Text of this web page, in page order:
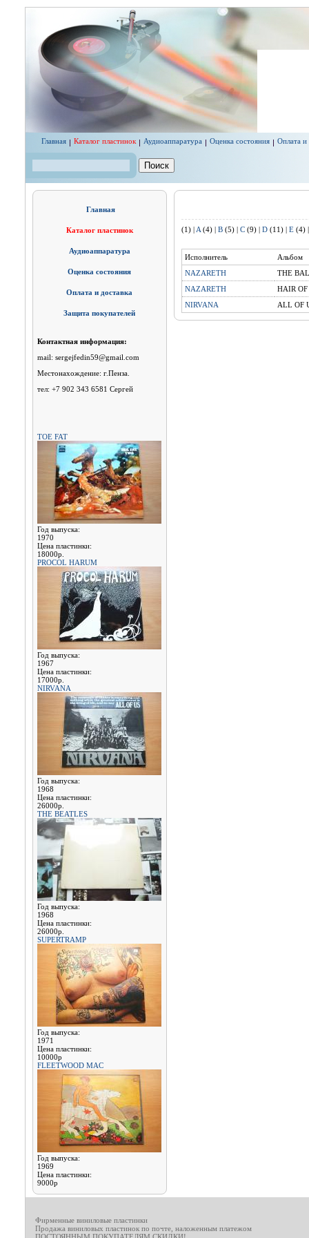
Главная Каталог пластинок Аудиоаппаратура Оценка состояния Оплата и
Главная
Каталог пластинок
Аудиоаппаратура
Оценка состояния
Оплата и доставка
Защита покупателей
Контактная информация:
mail: sergejfedin59@gmail.com
Местонахождение: г.Пенза.
тел: +7 902 343 6581 Сергей
TOE FAT
Год выпуска:
1970
Цена пластинки:
18000р.
PROCOL HARUM
Год выпуска:
1967
Цена пластинки:
17000р.
NIRVANA
Год выпуска:
1968
Цена пластинки:
26000р.
THE BEATLES
Год выпуска:
1968
Цена пластинки:
26000р.
SUPERTRAMP
Год выпуска:
1971
Цена пластинки:
10000р
FLEETWOOD MAC
Год выпуска:
1969
Цена пластинки:
9000р
(1) A(4) B(5) C(9) D(11) E(4)
Исполнитель
Альбом
NAZARETH
THE
NAZARETH
HAIR
NIRVANA
ALL OF
Фирменные виниловые пластинки
Продажа виниловых пластинок по почте, наложенным платежом